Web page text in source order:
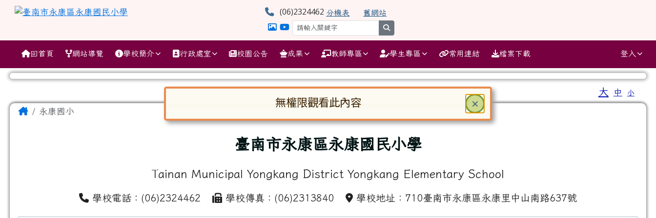
跳至主內容區
臺南市永康區永康國民小學 (06)2324462 分機表 舊網站
導覽列
回首頁 網站導覽 學校簡介 行政處室 校園公告 成果 教師專區 學生專區 常用連結 檔案下載 登入
⏸
大 中 小
主內容區域
Home永康國小
臺南市永康區永康國民小學
Tainan Municipal Yongkang District Yongkang Elementary School
學校電話：(06)2324462 學校傳真：(06)2313840 學校地址：710臺南市永康區永康里中山南路637號
頁尾區域
× 關閉
無權限觀看此內容
對話框已開啟。請使用 Tab 鍵在選項間移動焦點。按下 Enter 鍵或空白鍵確認，按下 Escape 鍵關閉